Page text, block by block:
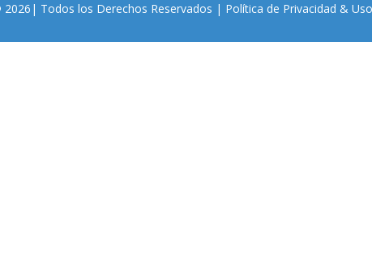
Todos los Derechos Reservados | Política de Privacidad &